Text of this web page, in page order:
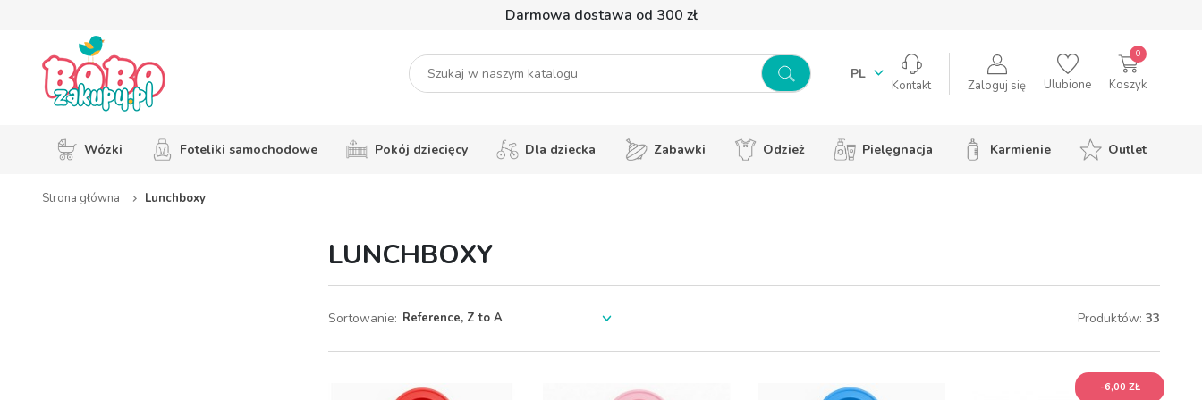
Darmowa dostawa od 300 zł
PL
Kontakt Zaloguj się Ulubione Koszyk
0
Wózki Foteliki samochodowe Pokój dziecięcy Dla dziecka Zabawki Odzież Pielęgnacja Karmienie Outlet
Strona główna Lunchboxy
LUNCHBOXY
Sortowanie: Produktów: 33
-6,00 ZŁ
-6,00 ZŁ